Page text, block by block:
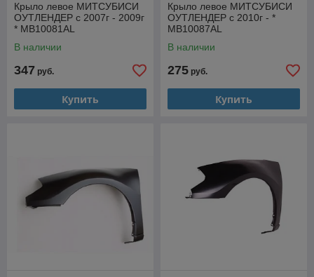
Крыло левое МИТСУБИСИ
ОУТЛЕНДЕР с 2007г - 2009г
* MB10081AL
В наличии
347 руб.
Купить
Крыло левое МИТСУБИСИ
ОУТЛЕНДЕР с 2010г - *
MB10087AL
В наличии
275 руб.
Купить